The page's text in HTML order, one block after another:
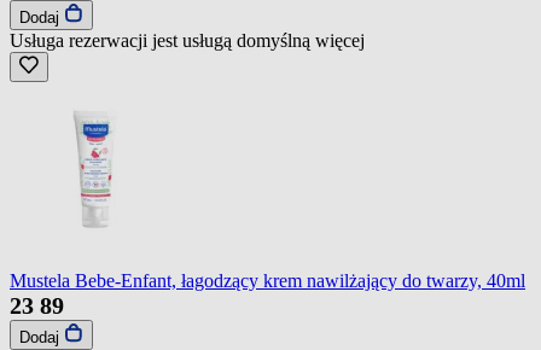
Dodaj
Usługa rezerwacji jest usługą domyślną więcej
Mustela Bebe-Enfant, łagodzący krem nawilżający do twarzy, 40ml
23 89
Dodaj